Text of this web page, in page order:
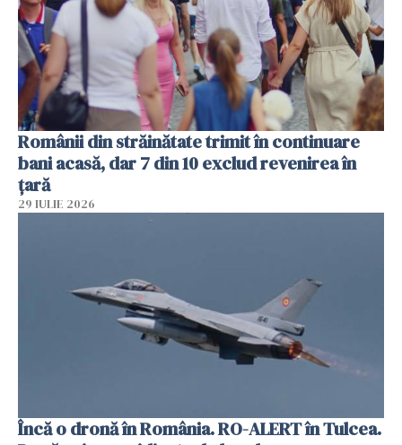
Românii din străinătate trimit în continuare
bani acasă, dar 7 din 10 exclud revenirea în
țară
29 IULIE 2026
Încă o dronă în România. RO-ALERT în Tulcea.